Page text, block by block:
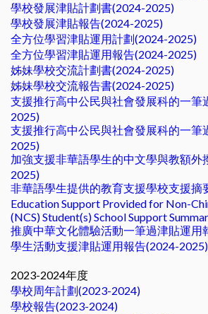
學校發展津貼計劃書(2024-2025)
學校發展津貼報告(2024-2025)
全方位學習津貼運用計劃(2024-2025)
全方位學習津貼運用報告(2024-2025)
姊妹學校交流計劃書(2024-2025)
姊妹學校交流報告書(2024-2025)
支援推行高中公民與社會發展科的一筆
2025)
支援推行高中公民與社會發展科的一筆
2025)
加強支援非華語學生的中文學與教額外
2025)
非華語學生提供的教育支援學校支援摘
Education Support Provided for Non-
(NCS) Student(s) School Support
推廣中華文化體驗活動一筆過津貼運用
學生活動支援津貼運用報告(2024-2025)
2023-2024年度
學校周年計劃(2023-2024)
學校報告(2023-2024)